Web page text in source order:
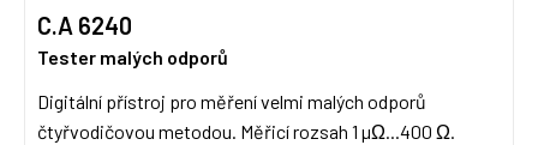
C.A 6240
Tester malých odporů
Digitální přístroj pro měření velmi malých odporů
čtyřvodičovou metodou. Měřicí rozsah 1 µΩ...400 Ω.